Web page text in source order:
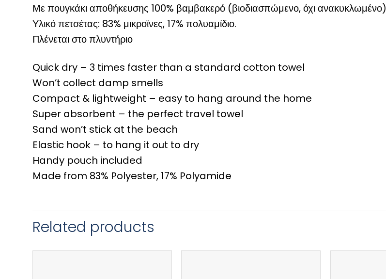
Με πουγκάκι αποθήκευσης 100% βαμβακερό (βιοδιασπώμενο, όχι ανακυκλωμένο)
Υλικό πετσέτας: 83% μικροϊνες, 17% πολυαμίδιο.
Πλένεται στο πλυντήριο
Quick dry – 3 times faster than a standard cotton towel
Won’t collect damp smells
Compact & lightweight – easy to hang around the home
Super absorbent – the perfect travel towel
Sand won’t stick at the beach
Elastic hook – to hang it out to dry
Handy pouch included
Made from 83% Polyester, 17% Polyamide
Related products